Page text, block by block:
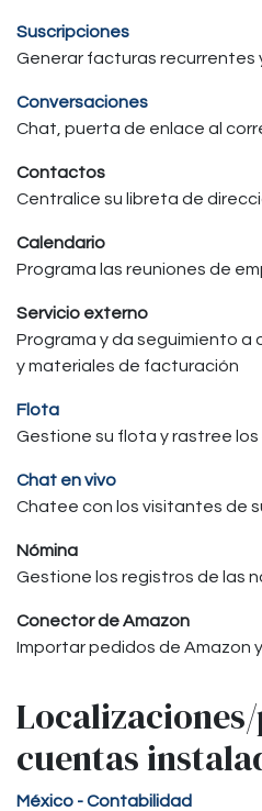
Suscripciones
Generar facturas recurrentes
Conversaciones
Chat, puerta de enlace al
Contactos
Centralice su libreta de
Calendario
Programa las reuniones de
Servicio externo
Programa y da seguimiento a
y materiales de facturación
Flota
Gestione su flota y rastree
Chat en vivo
Chatee con los visitantes de
Nómina
Gestione los registros de las
Conector de Amazon
Importar pedidos de Amazon
cuentas
México - Contabilidad